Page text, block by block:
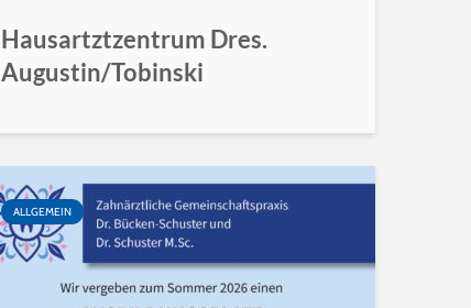
Hausartztzentrum Dres.
Augustin/Tobinski
ALLGEMEIN